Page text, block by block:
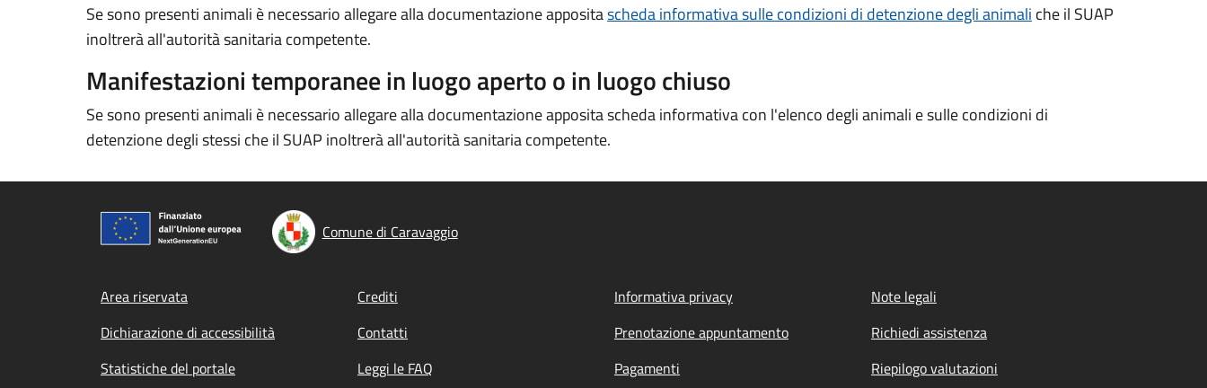
Se sono presenti animali è necessario allegare alla documentazione appositascheda informativa sulle condizioni di detenzione degli animali che il SUAP
inoltrerà all'autorità sanitaria competente.
Manifestazioni temporanee in luogo aperto o in luogo chiuso
Se sono presenti animali è necessario allegare alla documentazione apposita scheda informativa con l'elenco degli animali e sulle condizioni di
detenzione degli stessi che il SUAP inoltrerà all'autorità sanitaria competente.
Comune di Caravaggio
Footer menu
Area riservata Crediti Informativa privacy
Note legali
Dichiarazione di accessibilità
Contatti Prenotazione appuntamento
Richiedi assistenza
Statistiche del portale
Leggi le FAQ Pagamenti Riepilogo valutazioni